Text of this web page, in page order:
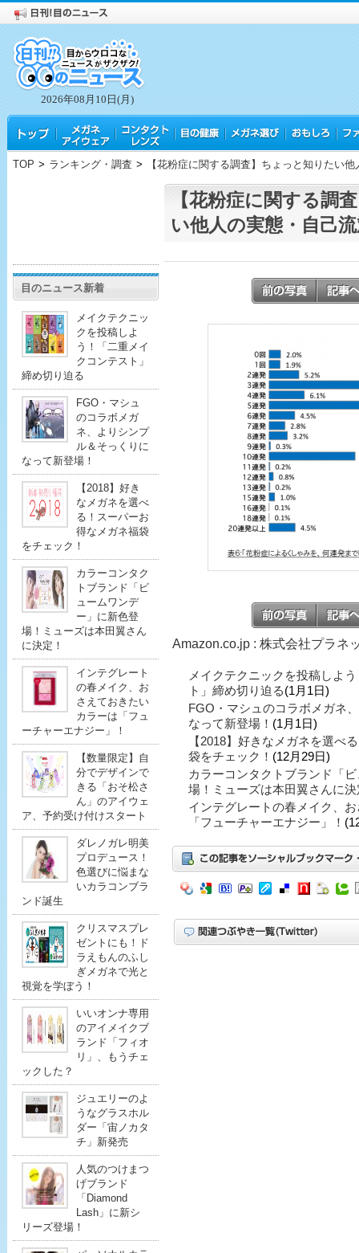
2026年08月10日(月)
TOP > ランキング・調査 > 【花粉症に関する調査】ちょっと知りたい
目のニュース新着
メイクテクニッ
クを投稿しよ
う！「二重メイ
クコンテスト」
締め切り迫る
FGO・マシュ
のコラボメガ
ネ、よりシンプ
ル＆そっくりに
なって新登場！
【2018】好き
なメガネを選べ
る！スーパーお
得なメガネ福袋
をチェック！
カラーコンタク
トブランド「ビ
ュームワンデ
ー」に新色登
場！ミューズは本田翼さん
に決定！
インテグレート
の春メイク、お
さえておきたい
カラーは「フュ
ーチャーエナジー」！
【数量限定】自
分でデザインで
きる「おそ松さ
ん」のアイウェ
ア、予約受け付けスタート
ダレノガレ明美
プロデュース！
色選びに悩まな
いカラコンブラ
ンド誕生
クリスマスプレ
ゼントにも！ド
ラえもんのふし
ぎメガネで光と
視覚を学ぼう！
いいオンナ専用
のアイメイクブ
ランド「フィオ
リ」、もうチェ
ックした？
ジュエリーのよ
うなグラスホル
ダー「宙ノカタ
チ」新発売
人気のつけまつ
げブランド
「Diamond
Lash」に新シ
リーズ登場！
【花粉症に関する調
い他人の実態・自己
Amazon.co.jp : 株式会社プラネ
メイクテクニックを投稿しよ
ト」締め切り迫る(1月1日)
FGO・マシュのコラボメガネ
なって新登場！ (1月1日)
【2018】好きなメガネを選べ
袋をチェック！ (12月29日)
カラーコンタクトブランド「
場！ミューズは本田翼さんに決
インテグレートの春メイク、
「フューチャーエナジー」！